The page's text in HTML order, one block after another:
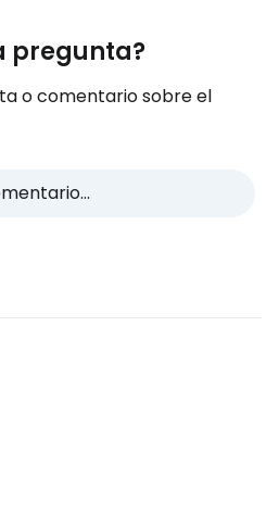
pregunta?
o comentario sobre el